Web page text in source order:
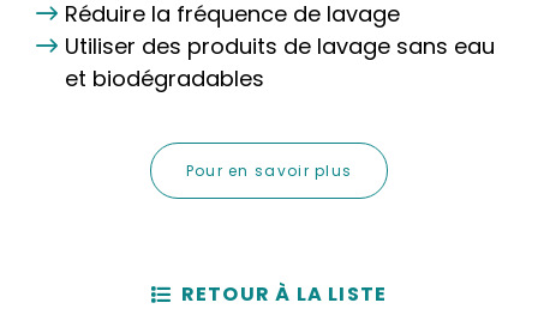
Réduire la fréquence de lavage
Utiliser des produits de lavage sans eau
et biodégradables
Pour en savoir plus
RETOUR À LA LISTE